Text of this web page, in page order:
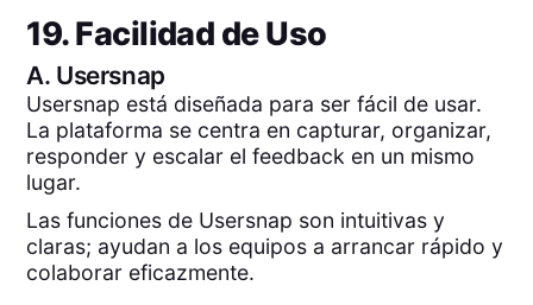
19. Facilidad de Uso
A. Usersnap
Usersnap está diseñada para ser fácil de usar.
La plataforma se centra en capturar, organizar,
responder y escalar el feedback en un mismo
lugar.
Las funciones de Usersnap son intuitivas y
claras; ayudan a los equipos a arrancar rápido y
colaborar eficazmente.